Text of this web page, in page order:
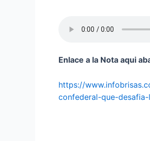
Enlace a la Nota aqui
https://
confederal-que-